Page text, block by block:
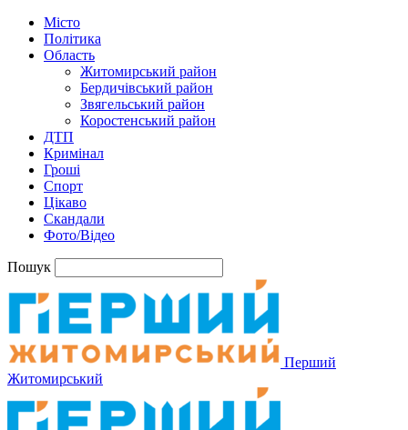
Місто
Політика
Область
Житомирський район
Бердичівський район
Звягельський район
Коростенський район
ДТП
Кримінал
Гроші
Спорт
Цікаво
Скандали
Фото/Відео
Пошук
Перший
Житомирський